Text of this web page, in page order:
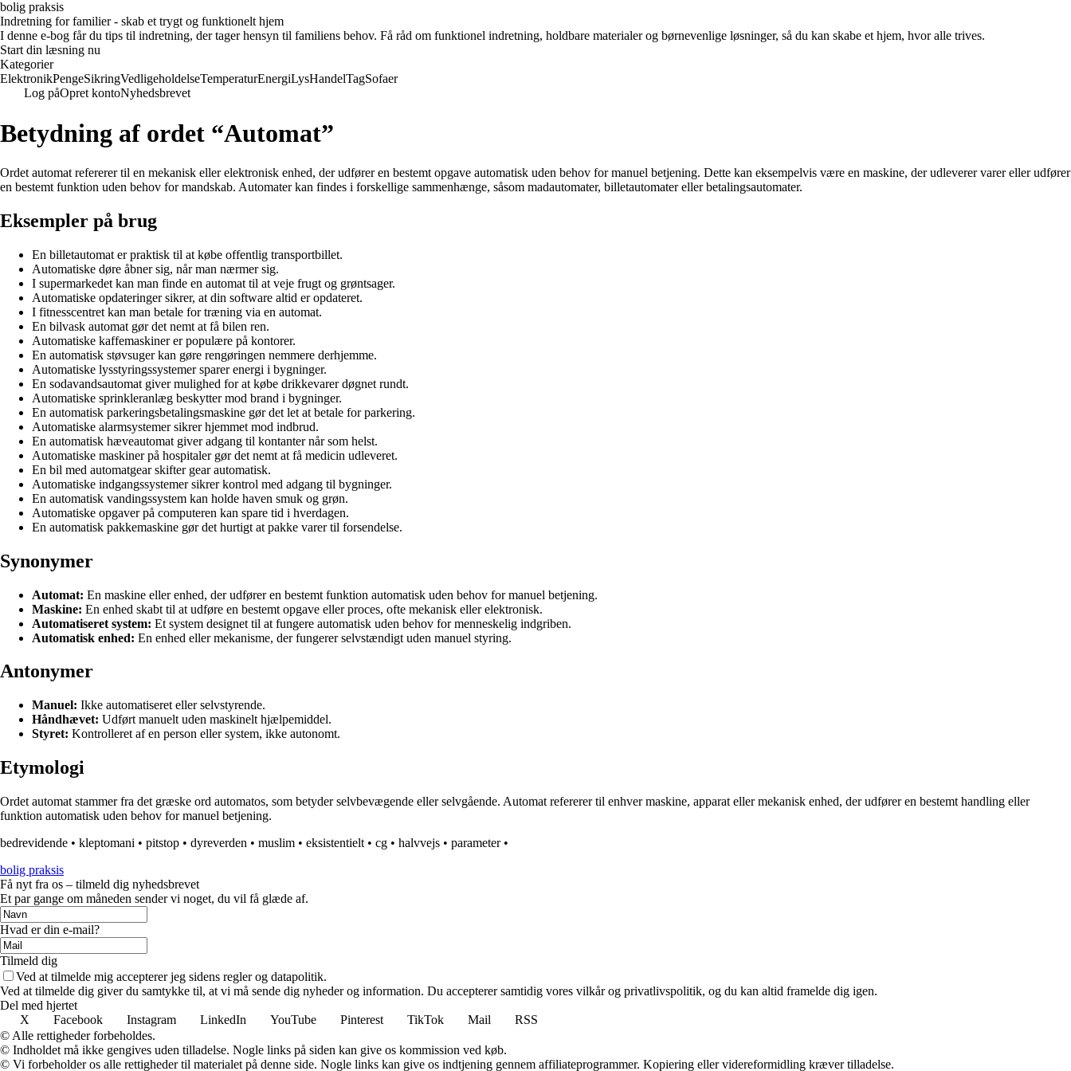
bolig praksis
Indretning for familier - skab et trygt og funktionelt hjem
I denne e-bog får du tips til indretning, der tager hensyn til familiens behov. Få råd om funktionel indretning, holdbare materialer og børnevenlige løsninger, så du kan skabe et hjem, hvor alle trives.
Start din læsning nu
Kategorier
ElektronikPengeSikringVedligeholdelseTemperaturEnergiLysHandelTagSofaer
Log påOpret kontoNyhedsbrevet
Betydning af ordet “Automat”
Ordet automat refererer til en mekanisk eller elektronisk enhed, der udfører en bestemt opgave automatisk uden behov for manuel betjening. Dette kan eksempelvis være en maskine, der udleverer varer eller udfører
en bestemt funktion uden behov for mandskab. Automater kan findes i forskellige sammenhænge, såsom madautomater, billetautomater eller betalingsautomater.
Eksempler på brug
En billetautomat er praktisk til at købe offentlig transportbillet.
Automatiske døre åbner sig, når man nærmer sig.
I supermarkedet kan man finde en automat til at veje frugt og grøntsager.
Automatiske opdateringer sikrer, at din software altid er opdateret.
I fitnesscentret kan man betale for træning via en automat.
En bilvask automat gør det nemt at få bilen ren.
Automatiske kaffemaskiner er populære på kontorer.
En automatisk støvsuger kan gøre rengøringen nemmere derhjemme.
Automatiske lysstyringssystemer sparer energi i bygninger.
En sodavandsautomat giver mulighed for at købe drikkevarer døgnet rundt.
Automatiske sprinkleranlæg beskytter mod brand i bygninger.
En automatisk parkeringsbetalingsmaskine gør det let at betale for parkering.
Automatiske alarmsystemer sikrer hjemmet mod indbrud.
En automatisk hæveautomat giver adgang til kontanter når som helst.
Automatiske maskiner på hospitaler gør det nemt at få medicin udleveret.
En bil med automatgear skifter gear automatisk.
Automatiske indgangssystemer sikrer kontrol med adgang til bygninger.
En automatisk vandingssystem kan holde haven smuk og grøn.
Automatiske opgaver på computeren kan spare tid i hverdagen.
En automatisk pakkemaskine gør det hurtigt at pakke varer til forsendelse.
Synonymer
Automat: En maskine eller enhed, der udfører en bestemt funktion automatisk uden behov for manuel betjening.
Maskine: En enhed skabt til at udføre en bestemt opgave eller proces, ofte mekanisk eller elektronisk.
Automatiseret system: Et system designet til at fungere automatisk uden behov for menneskelig indgriben.
Automatisk enhed: En enhed eller mekanisme, der fungerer selvstændigt uden manuel styring.
Antonymer
Manuel: Ikke automatiseret eller selvstyrende.
Håndhævet: Udført manuelt uden maskinelt hjælpemiddel.
Styret: Kontrolleret af en person eller system, ikke autonomt.
Etymologi
Ordet automat stammer fra det græske ord automatos, som betyder selvbevægende eller selvgående. Automat refererer til enhver maskine, apparat eller mekanisk enhed, der udfører en bestemt handling eller
funktion automatisk uden behov for manuel betjening.
bedrevidende • kleptomani • pitstop • dyreverden • muslim • eksistentielt • cg • halvvejs • parameter•
bolig praksis
Få nyt fra os – tilmeld dig nyhedsbrevet
Et par gange om måneden sender vi noget, du vil få glæde af.
Hvad er din e-mail?
Tilmeld dig
Ved at tilmelde mig accepterer jeg sidens regler og datapolitik.
Ved at tilmelde dig giver du samtykke til, at vi må sende dig nyheder og information. Du accepterer samtidig vores vilkår og privatlivspolitik, og du kan altid framelde dig igen.
Del med hjertet
X
Facebook Instagram LinkedIn YouTube Pinterest TikTok Mail
RSS
© Alle rettigheder forbeholdes.
© Indholdet må ikke gengives uden tilladelse. Nogle links på siden kan give os kommission ved køb.
© Vi forbeholder os alle rettigheder til materialet på denne side. Nogle links kan give os indtjening gennem affiliateprogrammer. Kopiering eller videreformidling kræver tilladelse.